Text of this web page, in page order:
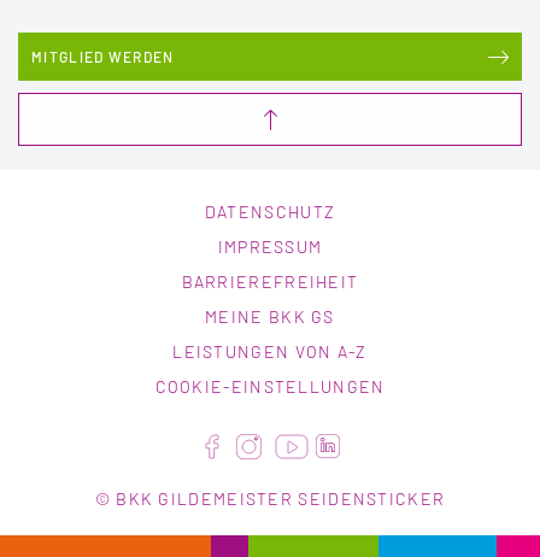
MITGLIED WERDEN
DATENSCHUTZ
IMPRESSUM
BARRIEREFREIHEIT
MEINE BKK GS
LEISTUNGEN VON A-Z
COOKIE-EINSTELLUNGEN
© BKK GILDEMEISTER SEIDENSTICKER